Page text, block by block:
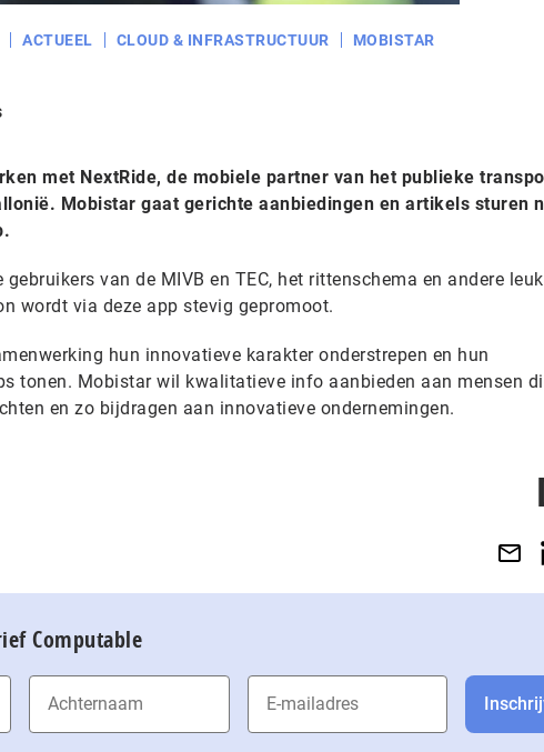
ACTUEEL CLOUD & INFRASTRUCTUUR MOBISTAR
met NextRide, de mobiele partner van het publieke
Mobistar gaat gerichte aanbiedingen en artikels sturen
gebruikers van de MIVB en TEC, het rittenschema en andere
wordt via deze app stevig gepromoot.
hun innovatieve karakter onderstrepen en hun
tonen. Mobistar wil kwalitatieve info aanbieden aan mensen
en zo bijdragen aan innovatieve ondernemingen.
Computable